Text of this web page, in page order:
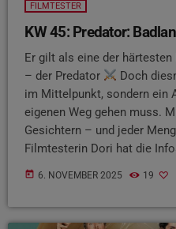
FILMTESTER
KW 45: Predator:
Er gilt als eine der härtesten
– der Predator
Doch
im Mittelpunkt, sondern ein
eigenen Weg gehen muss.
Gesichtern – und jeder
Filmtesterin Dori hat die
today 6. NOVEMBER 2025 19